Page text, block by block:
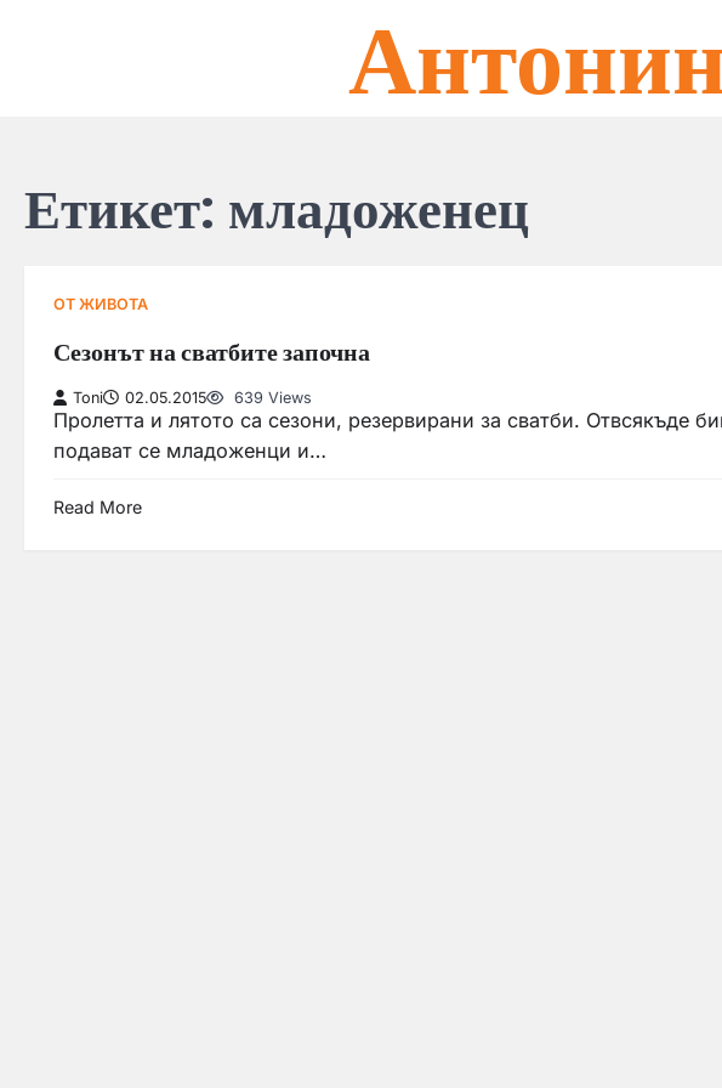
Етикет: младоженец
ОТ ЖИВОТА
Сезонът на сватбите започна
Toni 02.05.2015 639 Views
Пролетта и лятото са сезони, резервирани за сватби. Отвсякъде
подават се младоженци и…
Read More